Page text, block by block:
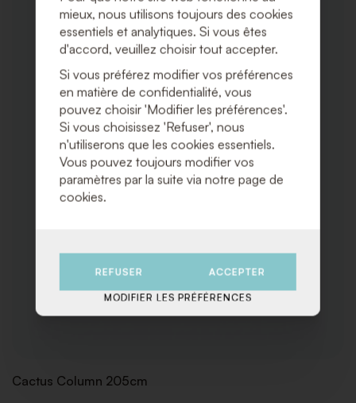
Cactus Column 205cm
mieux, nous utilisons toujours des cookies
essentiels et analytiques. Si vous êtes
d'accord, veuillez choisir tout accepter.
Si vous préférez modifier vos préférences
en matière de confidentialité, vous
pouvez choisir 'Modifier les préférences'.
Si vous choisissez 'Refuser', nous
n'utiliserons que les cookies essentiels.
Vous pouvez toujours modifier vos
paramètres par la suite via notre page de
cookies.
REFUSER ACCEPTER
MODIFIER LES PRÉFÉRENCES